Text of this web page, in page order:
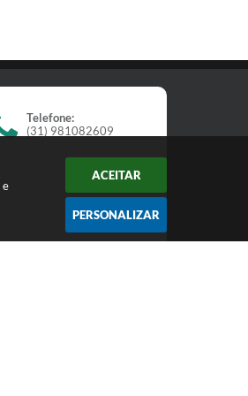
e
ACEITAR
PERSONALIZAR
Telefone:
(31) 981082609